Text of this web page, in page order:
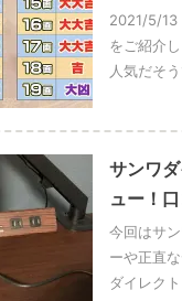
2021/5/13
をご紹介
人気だそ
サンワ
ュー！
今回はサ
ーや正直
ダイレク